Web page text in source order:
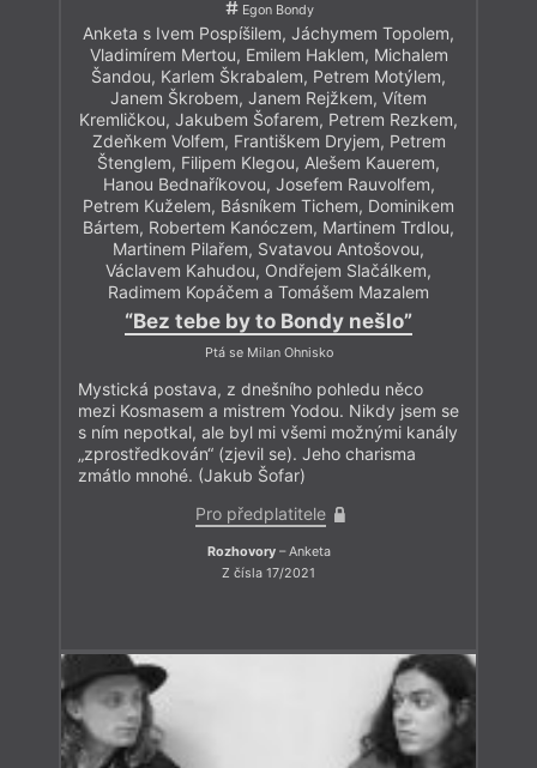
Egon Bondy
Anketa s Ivem Pospíšilem, Jáchymem Topolem,
Vladimírem Mertou, Emilem Haklem, Michalem
Šandou, Karlem Škrabalem, Petrem Motýlem,
Janem Škrobem, Janem Rejžkem, Vítem
Kremličkou, Jakubem Šofarem, Petrem Rezkem,
Zdeňkem Volfem, Františkem Dryjem, Petrem
Štenglem, Filipem Klegou, Alešem Kauerem,
Hanou Bednaříkovou, Josefem Rauvolfem,
Petrem Kuželem, Básníkem Tichem, Dominikem
Bártem, Robertem Kanóczem, Martinem Trdlou,
Martinem Pilařem, Svatavou Antošovou,
Václavem Kahudou, Ondřejem Slačálkem,
Radimem Kopáčem a Tomášem Mazalem
“Bez tebe by to Bondy nešlo”
Ptá se Milan Ohnisko
Mystická postava, z dnešního pohledu něco
mezi Kosmasem a mistrem Yodou. Nikdy jsem se
s ním nepotkal, ale byl mi všemi možnými kanály
„zprostředkován“ (zjevil se). Jeho charisma
zmátlo mnohé. (Jakub Šofar)
Pro předplatitele
Rozhovory– Anketa
Z čísla 17/2021